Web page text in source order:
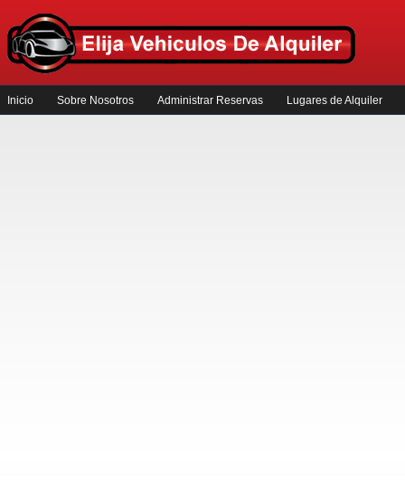
Inicio Sobre Nosotros Administrar Reservas Lugares de Alquiler